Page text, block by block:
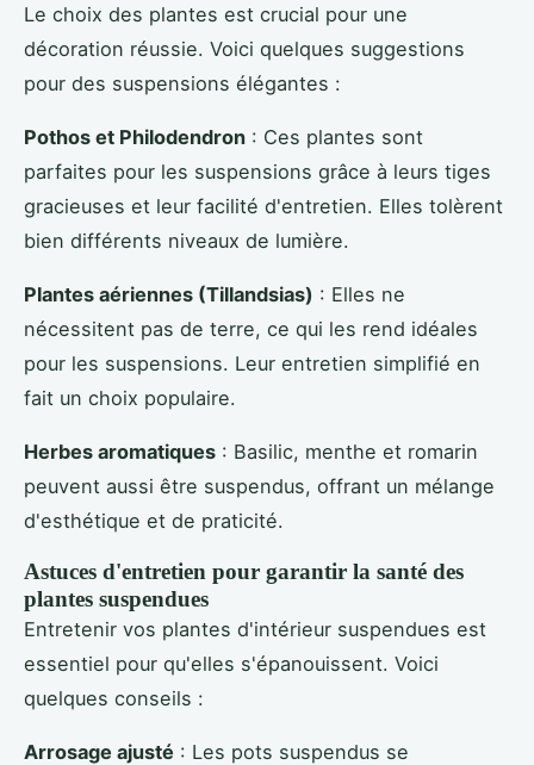
Le choix des plantes est crucial pour une
décoration réussie. Voici quelques suggestions
pour des suspensions élégantes :
Pothos et Philodendron : Ces plantes sont
parfaites pour les suspensions grâce à leurs tiges
gracieuses et leur facilité d'entretien. Elles tolèrent
bien différents niveaux de lumière.
Plantes aériennes (Tillandsias) : Elles ne
nécessitent pas de terre, ce qui les rend idéales
pour les suspensions. Leur entretien simplifié en
fait un choix populaire.
Herbes aromatiques : Basilic, menthe et romarin
peuvent aussi être suspendus, offrant un mélange
d'esthétique et de praticité.
Astuces d'entretien pour garantir la santé des
plantes suspendues
Entretenir vos plantes d'intérieur suspendues est
essentiel pour qu'elles s'épanouissent. Voici
quelques conseils :
Arrosage ajusté : Les pots suspendus se